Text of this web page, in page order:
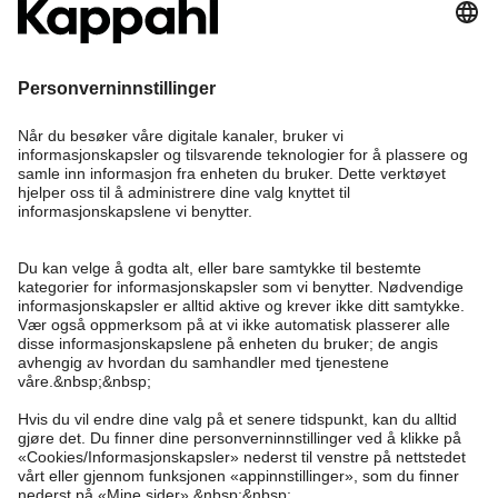
Bli medlem
Kundeservice
Vanlige spørsmål
Bestilling
Kontakt oss
Finn butikk
Kappahl Club
Logg inn
Kappahl Club
Medlemsvilkår
Om oss
Bærekraft
Vilkår & retningslinjer
Kjøpsvilkår
Mer fra oss